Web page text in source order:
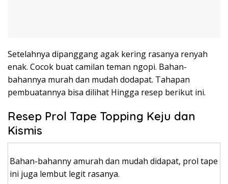
Setelahnya dipanggang agak kering rasanya renyah
enak. Cocok buat camilan teman ngopi. Bahan-
bahannya murah dan mudah dodapat. Tahapan
pembuatannya bisa dilihat Hingga resep berikut ini.
Resep Prol Tape Topping Keju dan
Kismis
Bahan-bahanny amurah dan mudah didapat, prol tape
ini juga lembut legit rasanya.